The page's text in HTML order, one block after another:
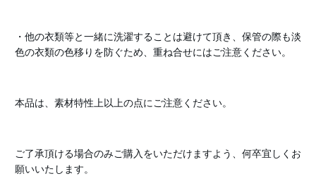
・他の衣類等と一緒に洗濯することは避けて頂き、保管の際も淡
色の衣類の色移りを防ぐため、重ね合せにはご注意ください。
本品は、素材特性上以上の点にご注意ください。
ご了承頂ける場合のみご購入をいただけますよう、何卒宜しくお
願いいたします。